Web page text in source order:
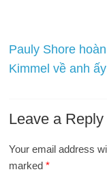
Pauly Shore
Kimmel về anh ấy
Leave a Reply
Your email address
marked*